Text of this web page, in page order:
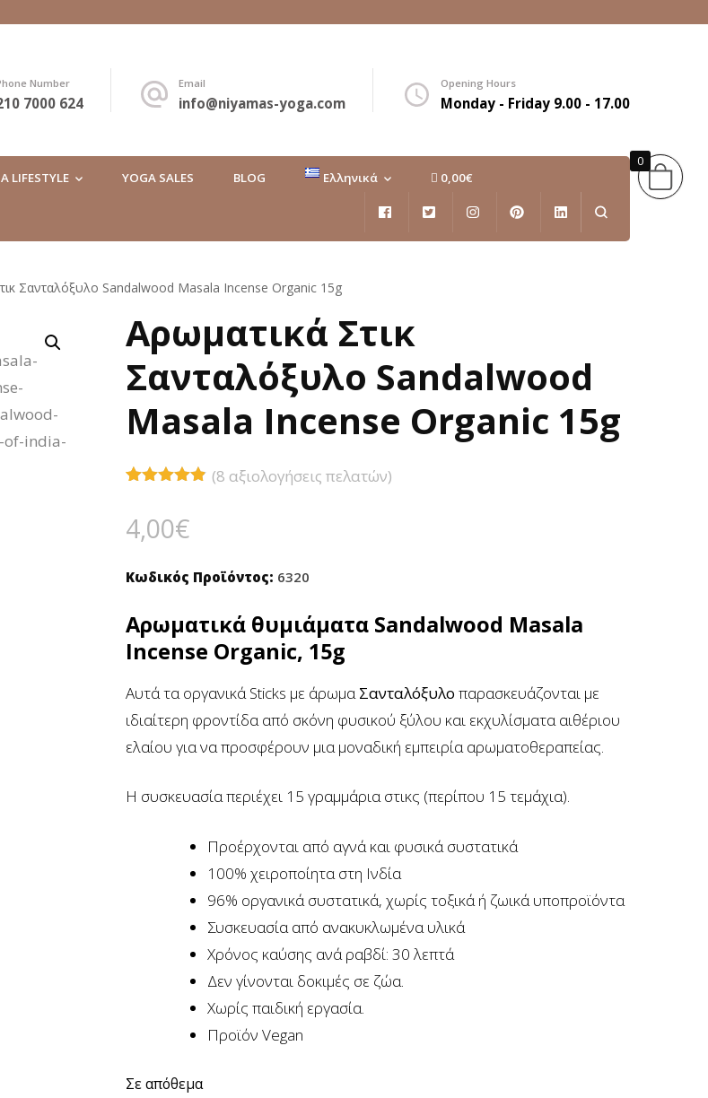
Number
7000 624
Email
info@niyamas-yoga.com
Opening Hours
Monday - Friday 9.00 - 17.00
LIFESTYLE YOGA SALES BLOG Ελληνικά 0,00€
Σανταλόξυλο Sandalwood Masala Incense Organic 15g
Αρωματικά Στικ
Σανταλόξυλο Sandalwood
Masala Incense Organic 15g
από 5 με
βάση
πελάτη
(8 αξιολογήσεις πελατών)
4,00€
Κωδικός Προϊόντος: 6320
Αρωματικά θυμιάματα Sandalwood Masala
Incense Organic, 15g
Αυτά τα οργανικά Sticks με άρωμαΣανταλόξυλο παρασκευάζονται με
ιδιαίτερη φροντίδα από σκόνη φυσικού ξύλου και εκχυλίσματα αιθέριου
ελαίου για να προσφέρουν μια μοναδική εμπειρία αρωματοθεραπείας.
Η συσκευασία περιέχει 15 γραμμάρια στικς (περίπου 15 τεμάχια).
Προέρχονται από αγνά και φυσικά συστατικά
100% χειροποίητα στη Ινδία
96% οργανικά συστατικά, χωρίς τοξικά ή ζωικά υποπροϊόντα
Συσκευασία από ανακυκλωμένα υλικά
Χρόνος καύσης ανά ραβδί: 30 λεπτά
Δεν γίνονται δοκιμές σε ζώα.
Χωρίς παιδική εργασία.
Προϊόν Vegan
Σε απόθεμα
0